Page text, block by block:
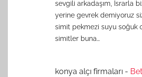
sevgili arkadaşım, Israrla
yerine gevrek demiyoruz
simit pekmezi suyu soğuk
simitler buna…
konya alçı firmaları -